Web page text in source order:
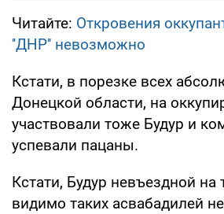
Читайте: Откровения
''ДНР'' невозможно
Кстати, в порезке всех
Донецкой области, на
участвовали тоже Будур и
успевали пацаны.
Кстати, Будур невъездной
видимо таких асвабадилей